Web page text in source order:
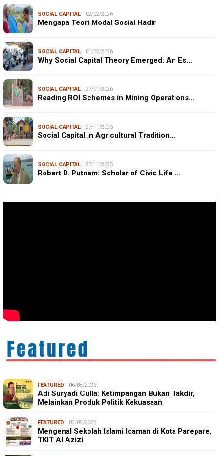
SOCIAL CAPITAL 02/02/2026
Mengapa Teori Modal Sosial Hadir
SOCIAL CAPITAL 01/02/2026
Why Social Capital Theory Emerged: An Es…
SOCIAL CAPITAL 27/01/2026
Reading ROI Schemes in Mining Operations…
SOCIAL CAPITAL 27/11/2025
Social Capital in Agricultural Tradition…
SOCIAL CAPITAL 27/11/2025
Robert D. Putnam: Scholar of Civic Life …
FEATURED 06/08/2026
Adi Suryadi Culla: Ketimpangan Bukan Takdir,
Melainkan Produk Politik Kekuasaan
FEATURED 02/08/2026
Mengenal Sekolah Islami Idaman di Kota Parepare,
TKIT Al Azizi